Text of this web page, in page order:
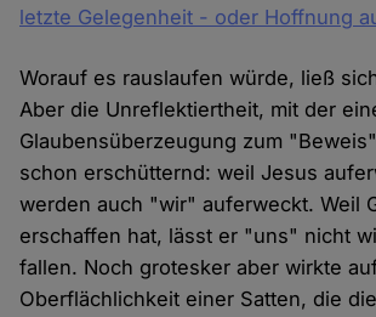
letzte Gelegenheit - oder Hoffnung
Worauf es rauslaufen würde, ließ
Aber die Unreflektiertheit, mit der
Glaubensüberzeugung zum
schon erschütternd: weil Jesus
werden auch "wir" auferweckt. Weil
erschaffen hat, lässt er "uns" nicht
fallen. Noch grotesker aber wirkte
Oberflächlichkeit einer Satten, die